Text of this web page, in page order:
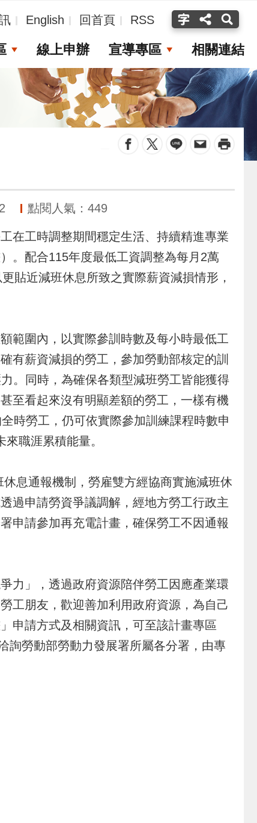
English 回首頁 RSS
線上申辦 宣導專區 相關連結
點閱人氣：449
工時調整期間穩定生活、持續精進專業
。配合115年度最低工資調整為每月2萬
貼近減班休息所致之實際薪資減損情形，
圍內，以實際參訓時數及每小時最低工
有薪資減損的勞工，參加勞動部核定的訓
。同時，為確保各類型減班勞工皆能獲得
至看起來沒有明顯差額的勞工，一樣有機
時勞工，仍可依實際參加訓練課程時數申
職涯累積能量。
通報機制，勞雇雙方經協商實施減班休
過申請勞資爭議調解，經地方勞工行政主
申請參加再充電計畫，確保勞工不因通報
」，透過政府資源陪伴勞工因應產業環
工朋友，歡迎善加利用政府資源，為自己
申請方式及相關資訊，可至該計畫專區
詢勞動部勞動力發展署所屬各分署，由專